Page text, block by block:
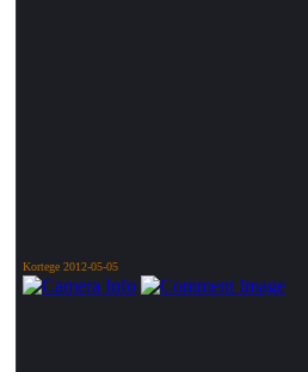
Kortege 2012-05-05